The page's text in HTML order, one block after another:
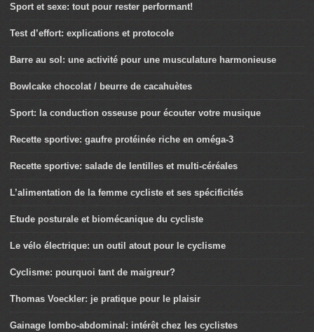
Sport et sexe: tout pour rester performant!
Test d’effort: explications et protocole
Barre au sol: une activité pour une musculature harmonieuse
Bowlcake chocolat / beurre de cacahuètes
Sport: la conduction osseuse pour écouter votre musique
Recette sportive: gaufre protéinée riche en oméga-3
Recette sportive: salade de lentilles et multi-céréales
L’alimentation de la femme cycliste et ses spécificités
Etude posturale et biomécanique du cycliste
Le vélo électrique: un outil atout pour le cyclisme
Cyclisme: pourquoi tant de maigreur?
Thomas Voeckler: je pratique pour le plaisir
Gainage lombo-abdominal: intérêt chez les cyclistes